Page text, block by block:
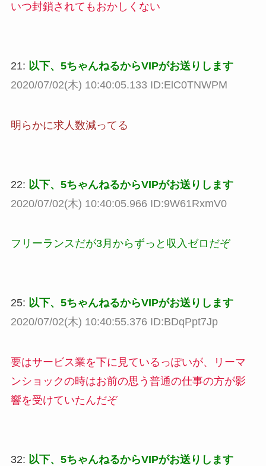
いつ封鎖されてもおかしくない
21: 以下、5ちゃんねるからVIPがお送りします
2020/07/02(木) 10:40:05.133 ID:ElC0TNWPM
明らかに求人数減ってる
22: 以下、5ちゃんねるからVIPがお送りします
2020/07/02(木) 10:40:05.966 ID:9W61RxmV0
フリーランスだが3月からずっと収入ゼロだぞ
25: 以下、5ちゃんねるからVIPがお送りします
2020/07/02(木) 10:40:55.376 ID:BDqPpt7Jp
要はサービス業を下に見ているっぽいが、リーマ
ンショックの時はお前の思う普通の仕事の方が影
響を受けていたんだぞ
32: 以下、5ちゃんねるからVIPがお送りします